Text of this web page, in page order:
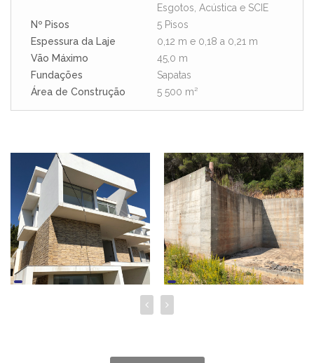
Esgotos, Acústica e SCIE
Nº Pisos
5 Pisos
Espessura da Laje
0,12 m e 0,18 a 0,21 m
Vão Máximo
45,0 m
Fundações
Sapatas
Área de Construção
5 500 m²